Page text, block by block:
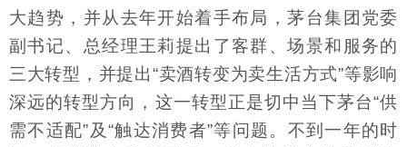
大趋势，并从去年开始着手布局，茅台集团党委
副书记、总经理王莉提出了客群、场景和服务的
三大转型，并提出“卖酒转变为卖生活方式”等影响
深远的转型方向，这一转型正是切中当下茅台“供
需不适配”及“触达消费者”等问题。不到一年的时